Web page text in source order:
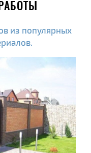
из популярных